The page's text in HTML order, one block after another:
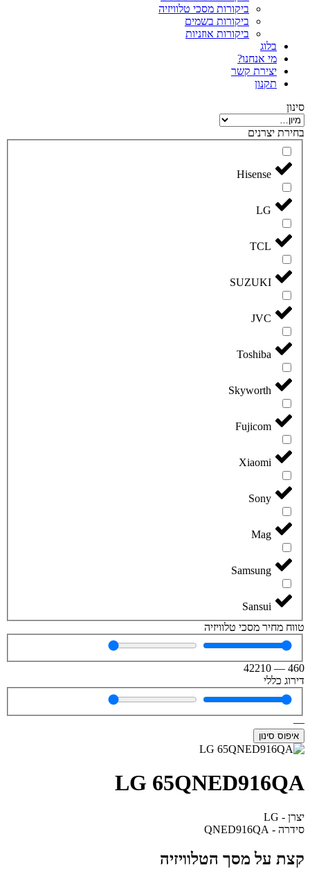
ביקורות מסכי טלוויזיה
ביקורות בשמים
ביקורות אוזניות
בלוג
מי אנחנו?
יצירת קשר
תקנון
סינון
בחירת יצרנים
Hisense
LG
TCL
SUZUKI
JVC
Toshiba
Skyworth
Fujicom
Xiaomi
Sony
Mag
Samsung
Sansui
טווח מחיר מסכי טלוויזיה
460
—
42210
דירוג כללי
—
איפוס סינון
LG 65QNED916QA
יצרן - LG
סידרה - QNED916QA
קצת על מסך הטלוויזיה